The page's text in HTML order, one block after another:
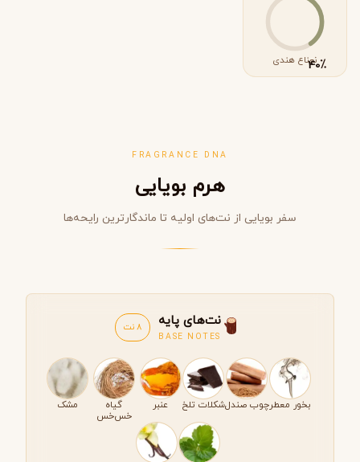
٪40
نعناع هندی
FRAGRANCE DNA
هرم بویایی
سفر بویایی از نت‌های اولیه تا ماندگارترین رایحه‌ها
نت‌های پایه
BASE NOTES
8 نت
بخور معطرچوب صندلشکلات تلخ عنبر
گیاه
خس‌خس
مشک